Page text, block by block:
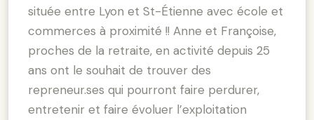
située entre Lyon et St-Étienne avec école et
commerces à proximité !! Anne et Françoise,
proches de la retraite, en activité depuis 25
ans ont le souhait de trouver des
repreneur.ses qui pourront faire perdurer,
entretenir et faire évoluer l’exploitation